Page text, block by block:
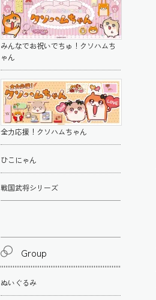
みんなでお祝いでちゅ！クソハムち
ゃん
全力応援！クソハムちゃん
ひこにゃん
戦国武将シリーズ
Group
ぬいぐるみ